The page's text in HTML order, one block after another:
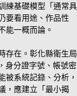
練基礎模型「通常具
要看用途、作品性
能一概而論。
存在。彰化縣衛生局
身分證字號、帳號密
被系統記錄、分析，
，應建立「最小揭